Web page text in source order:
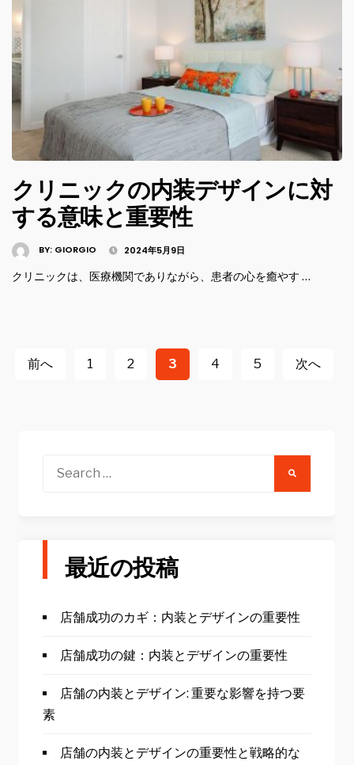
クリニックの内装デザインに対
する意味と重要性
BY: GIORGIO 2024年5月9日
クリニックは、医療機関でありながら、患者の心を癒やす …
稿
前へ 1 2 3 4 5 次へ
Search
最近の投稿
店舗成功のカギ：内装とデザインの重要性
店舗成功の鍵：内装とデザインの重要性
店舗の内装とデザイン: 重要な影響を持つ要
素
店舗の内装とデザインの重要性と戦略的な